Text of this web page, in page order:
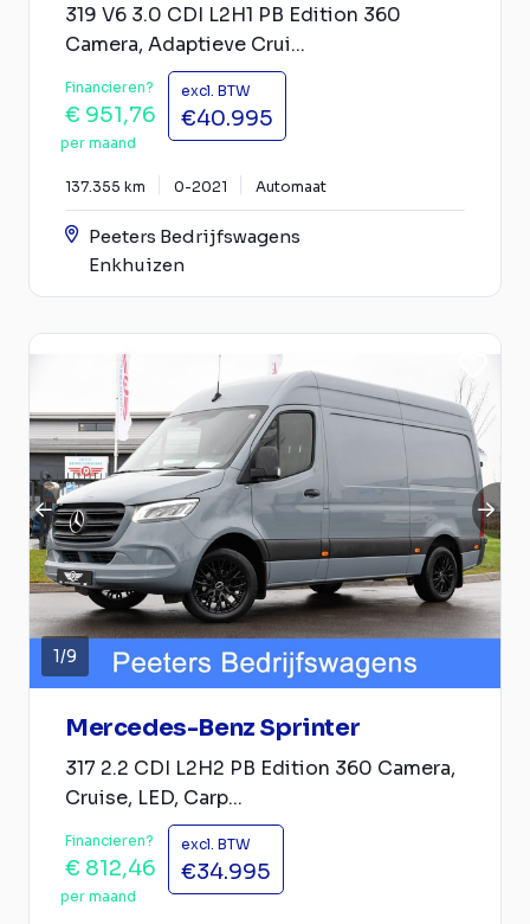
319 V6 3.0 CDI L2H1 PB Edition 360
Camera, Adaptieve Crui...
Financieren?
€ 951,76
per maand
excl. BTW
€40.995
137.355 km 0-2021 Automaat
Peeters Bedrijfswagens
Enkhuizen
1/9
Mercedes-Benz Sprinter
317 2.2 CDI L2H2 PB Edition 360 Camera,
Cruise, LED, Carp...
Financieren?
€ 812,46
per maand
excl. BTW
€34.995